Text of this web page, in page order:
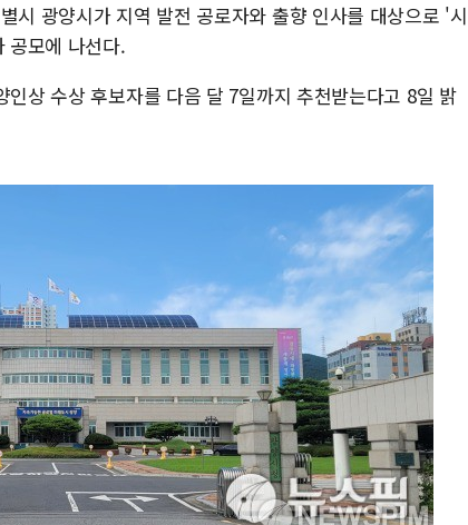
시 광양시가 지역 발전 공로자와 출향 인사를 대상으로 '시
공모에 나선다.
상 수상 후보자를 다음 달 7일까지 추천받는다고 8일 밝